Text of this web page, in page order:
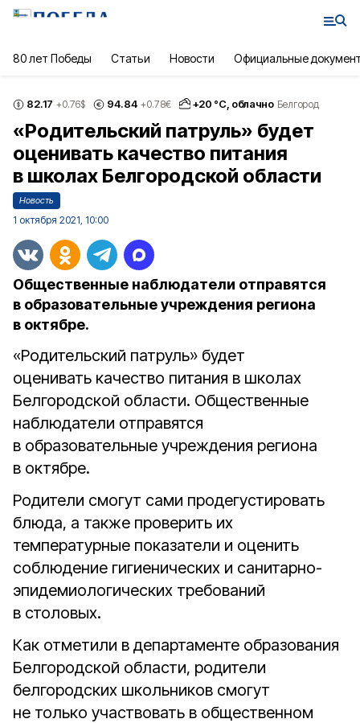
80 лет Победы Статьи Новости Официальные
82.17 +0.76$ 94.84 +0.78€ +20 °С, облачно Белгород
«Родительский патруль» будет
оценивать качество питания
в школах Белгородской области
Новость
1 октября 2021, 10:00
Общественные наблюдатели отправятся
в образовательные учреждения региона
в октябре.
«Родительский патруль» будет
оценивать качество питания в школах
Белгородской области. Общественные
наблюдатели отправятся
в образовательные учреждения региона
в октябре.
Родители смогут сами продегустировать
блюда, а также проверить их
температурные показатели и оценить
соблюдение гигиенических и санитарно-
эпидемиологических требований
в столовых.
Как отметили в департаменте образования
Белгородской области, родители
белгородских школьников смогут
не только участвовать в общественном